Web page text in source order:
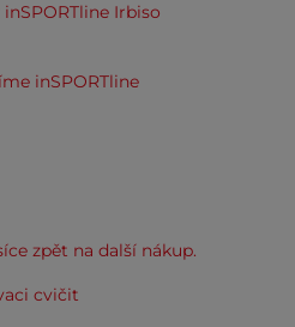
Irbiso
inSPORTline
zpět na další nákup.
cvičit